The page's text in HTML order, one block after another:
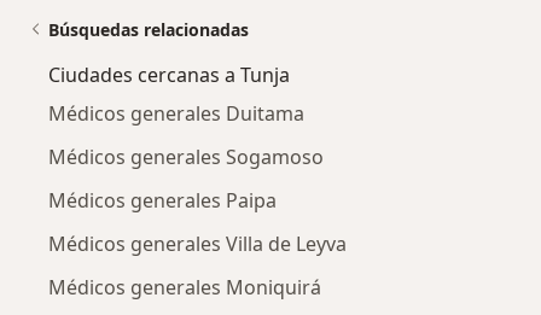
Búsquedas relacionadas
Ciudades cercanas a Tunja
Médicos generales Duitama
Médicos generales Sogamoso
Médicos generales Paipa
Médicos generales Villa de Leyva
Médicos generales Moniquirá